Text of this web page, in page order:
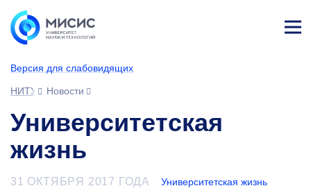
Версия для слабовидящих
НИТУ МИСИС
Новости
Университетская
жизнь
31 ОКТЯБРЯ 2017 ГОДА Университетская жизнь